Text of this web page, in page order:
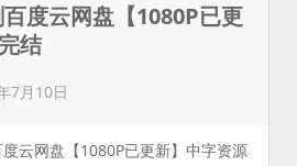
度云网盘【1080P已更
结
7月10日
云网盘【1080P已更新】中字资源